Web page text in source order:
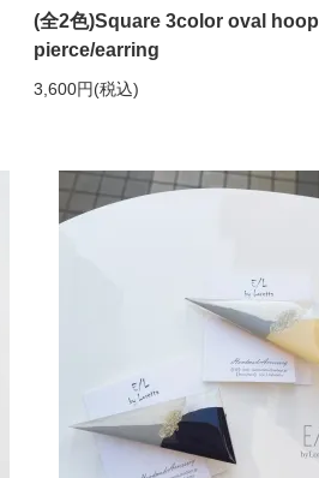
(全2色)Square 3color oval hoop
pierce/earring
3,600円(税込)